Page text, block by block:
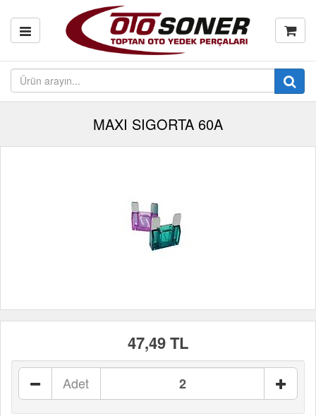
MAXI SIGORTA 60A
47,49 TL
Adet